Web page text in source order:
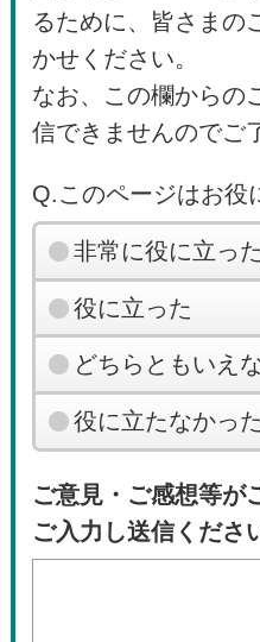
るために、皆さまの
かせください。
なお、この欄からの
信できませんのでご
Q.このページはお役
非常に役に立った
役に立った
どちらともいえ
役に立たなかった
ご意見・ご感想等が
ご入力し送信くださ